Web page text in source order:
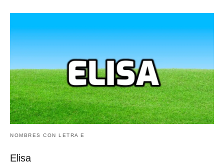
NOMBRES CON LETRA E
Elisa